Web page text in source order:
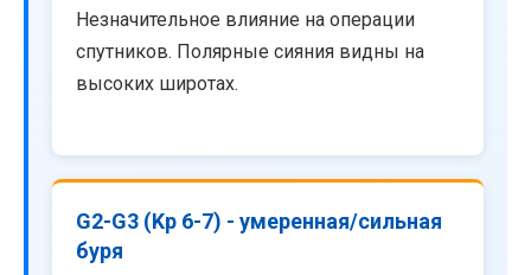
Незначительное влияние на операции
спутников. Полярные сияния видны на
высоких широтах.
G2-G3 (Kp 6-7) - умеренная/сильная
буря